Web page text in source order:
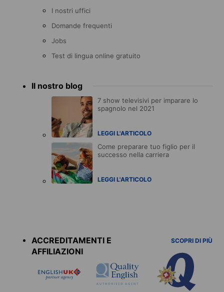
I nostri uffici
Domande frequenti
Jobs
Test di lingua online gratuito
Il nostro blog
7 show televisivi per imparare lo
spagnolo nel 2021
LEGGI L'ARTICOLO
Come preparare tuo figlio per il
successo nella carriera
LEGGI L'ARTICOLO
ACCREDITAMENTI E
AFFILIAZIONI
SCOPRI DI PIÙ